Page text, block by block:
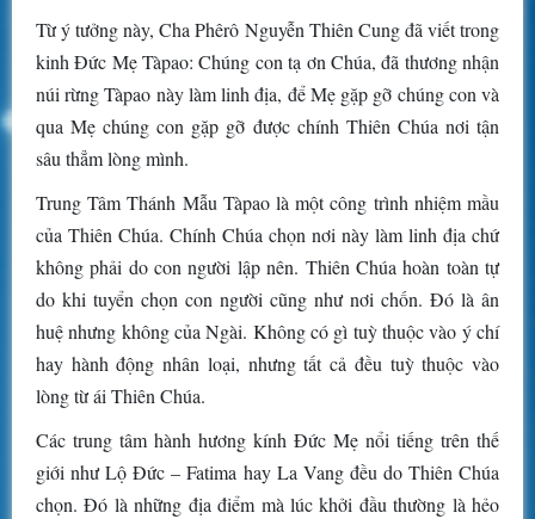
Từ ý tưởng này, Cha Phêrô Nguyễn Thiên Cung đã viết trong
kinh Đức Mẹ Tàpao: Chúng con tạ ơn Chúa, đã thương nhận
núi rừng Tàpao này làm linh địa, để Mẹ gặp gỡ chúng con và
qua Mẹ chúng con gặp gỡ được chính Thiên Chúa nơi tận
sâu thẳm lòng mình.
Trung Tâm Thánh Mẫu Tàpao là một công trình nhiệm mầu
của Thiên Chúa. Chính Chúa chọn nơi này làm linh địa chứ
không phải do con người lập nên. Thiên Chúa hoàn toàn tự
do khi tuyển chọn con người cũng như nơi chốn. Đó là ân
huệ nhưng không của Ngài. Không có gì tuỳ thuộc vào ý chí
hay hành động nhân loại, nhưng tất cả đều tuỳ thuộc vào
lòng từ ái Thiên Chúa.
Các trung tâm hành hương kính Đức Mẹ nổi tiếng trên thế
giới như Lộ Đức – Fatima hay La Vang đều do Thiên Chúa
chọn. Đó là những địa điểm mà lúc khởi đầu thường là hẻo